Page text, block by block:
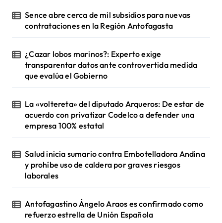
d
e
e
n
t
r
a
d
a
s
Sence abre cerca de mil subsidios para nuevas
contrataciones en la Región Antofagasta
¿Cazar lobos marinos?: Experto exige
transparentar datos ante controvertida medida
que evalúa el Gobierno
La «voltereta» del diputado Arqueros: De estar de
acuerdo con privatizar Codelco a defender una
empresa 100% estatal
Salud inicia sumario contra Embotelladora Andina
y prohíbe uso de caldera por graves riesgos
laborales
Antofagastino Ángelo Araos es confirmado como
refuerzo estrella de Unión Española